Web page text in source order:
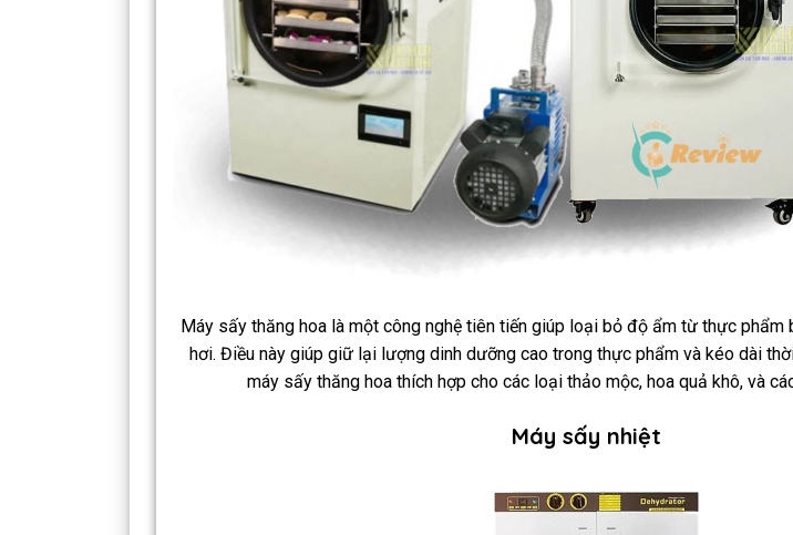
Máy sấy thăng hoa là một công nghệ tiên tiến giúp loại bỏ độ ẩm từ thực phẩm
hơi. Điều này giúp giữ lại lượng dinh dưỡng cao trong thực phẩm và kéo dài
máy sấy thăng hoa thích hợp cho các loại thảo mộc, hoa quả khô, và
Máy sấy nhiệt